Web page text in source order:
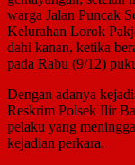
warga Jalan Puncak
Kelurahan Lorok
dahi kanan, ketika
pada Rabu (9/12)
Dengan adanya
Reskrim Polsek Ilir
pelaku yang
kejadian perkara.